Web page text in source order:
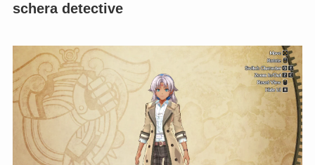
schera detective